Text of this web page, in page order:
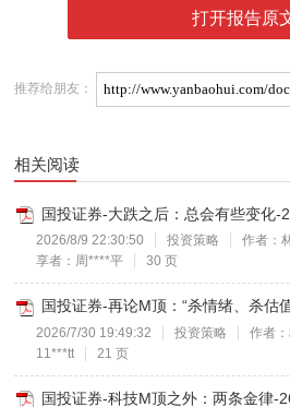
打开报告原
推荐给朋友：
相关阅读
国投证券-大跌之后：总会有些变化-
2026/8/9 22:30:50 投资策略 作者：
享者：周****平
30 页
国投证券-再论M顶：“杀情绪、杀估
2026/7/30 19:49:32 投资策略 作者
11***tt
21 页
国投证券-科技M顶之外：两条金律-